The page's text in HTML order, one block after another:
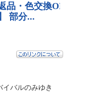
イバルのみゆき